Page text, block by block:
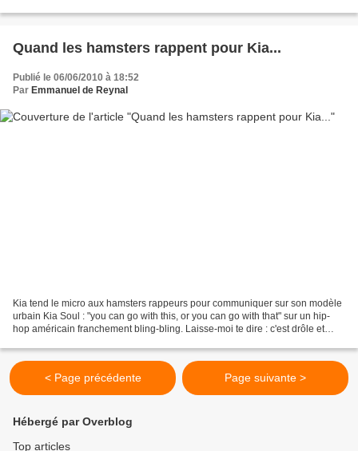
Quand les hamsters rappent pour Kia...
Publié le 06/06/2010 à 18:52
Par Emmanuel de Reynal
Kia tend le micro aux hamsters rappeurs pour communiquer sur son modèle
urbain Kia Soul : "you can go with this, or you can go with that" sur un hip-
hop américain franchement bling-bling. Laisse-moi te dire : c'est drôle et
< Page précédente Page suivante >
Hébergé par Overblog
Top articles